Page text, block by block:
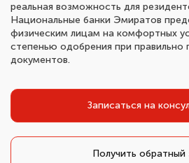
реальная возможность для
Национальные банки Эмиратов
физическим лицам на комфортных
степенью одобрения при правильно
документов.
Записаться на
Получить обратный